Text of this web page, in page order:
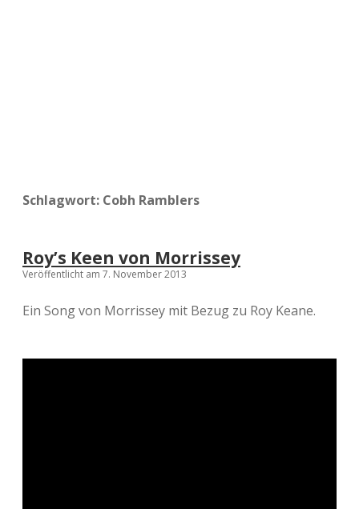
Schlagwort: Cobh Ramblers
Roy’s Keen von Morrissey
Veröffentlicht am 7. November 2013
Ein Song von Morrissey mit Bezug zu Roy Keane.